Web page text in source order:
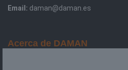
Email: daman@daman.es
Acerca de DAMAN